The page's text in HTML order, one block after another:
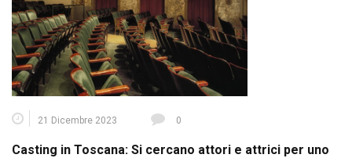
21 Dicembre 2023 0
Casting in Toscana: Si cercano attori e attrici per uno